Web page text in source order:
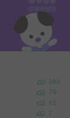
280
79
55
7